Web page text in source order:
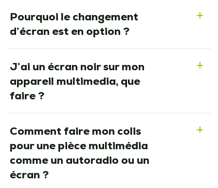
a
Pourquoi le changement
d’écran est en option ?
a
J’ai un écran noir sur mon
appareil multimedia, que
faire ?
a
Comment faire mon colis
pour une pièce multimédia
comme un autoradio ou un
écran ?